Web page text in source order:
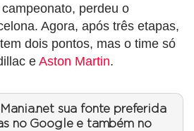
perdeu o
Agora, após três etapas,
dois pontos, mas o time só
e Aston Martin.
sua fonte preferida
no Google e também no